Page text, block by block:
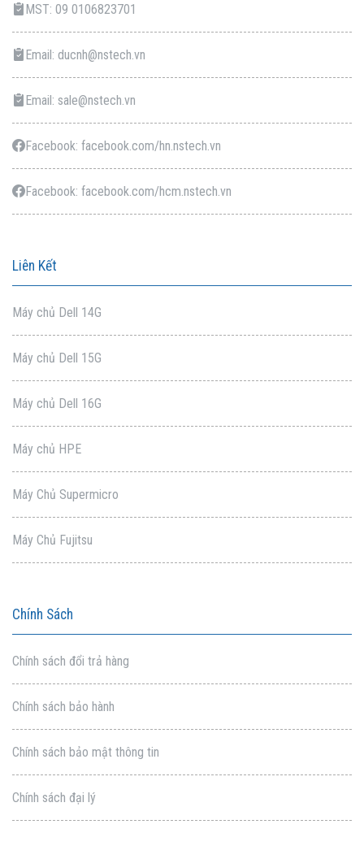
MST: 09 0106823701
Email: ducnh@nstech.vn
Email: sale@nstech.vn
Facebook: facebook.com/hn.nstech.vn
Facebook: facebook.com/hcm.nstech.vn
Liên Kết
Máy chủ Dell 14G
Máy chủ Dell 15G
Máy chủ Dell 16G
Máy chủ HPE
Máy Chủ Supermicro
Máy Chủ Fujitsu
Chính Sách
Chính sách đổi trả hàng
Chính sách bảo hành
Chính sách bảo mật thông tin
Chính sách đại lý